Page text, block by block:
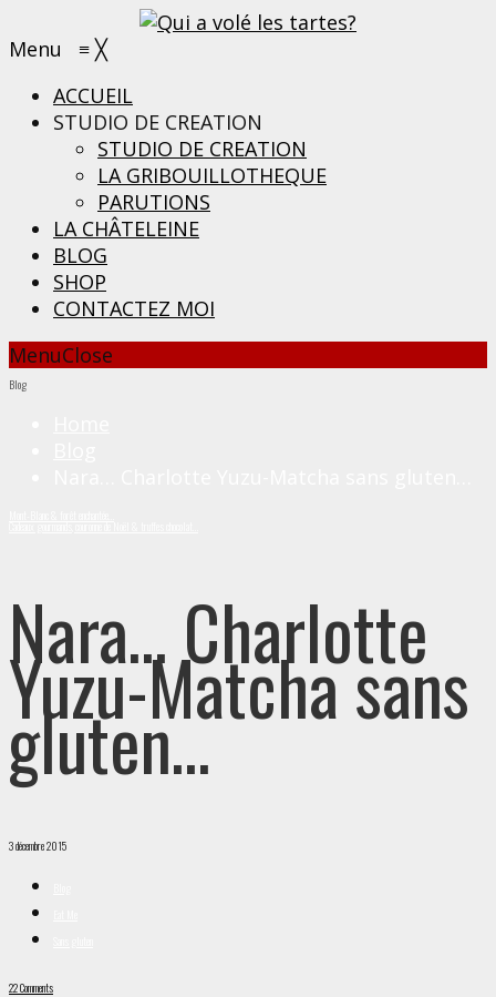
Menu ≡ ╳
ACCUEIL
STUDIO DE CREATION
STUDIO DE CREATION
LA GRIBOUILLOTHEQUE
PARUTIONS
LA CHÂTELEINE
BLOG
SHOP
CONTACTEZ MOI
MenuClose
Blog
Nara… Charlotte
Yuzu-Matcha sans
gluten…
3 décembre 2015
22 Comments